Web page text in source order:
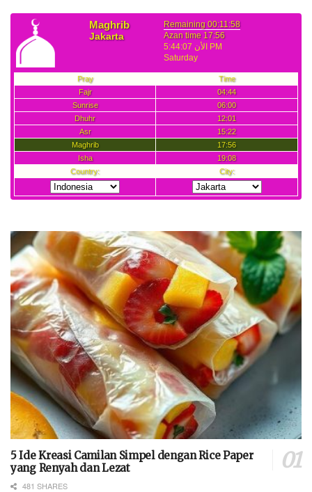
5 Ide Kreasi Camilan Simpel dengan Rice Paper
yang Renyah dan Lezat
481 SHARES